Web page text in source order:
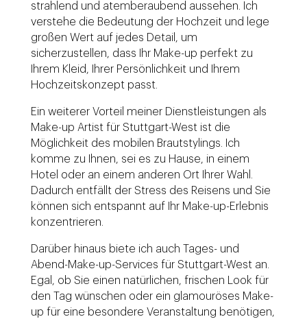
strahlend und atemberaubend aussehen. Ich
verstehe die Bedeutung der Hochzeit und lege
großen Wert auf jedes Detail, um
sicherzustellen, dass Ihr Make-up perfekt zu
Ihrem Kleid, Ihrer Persönlichkeit und Ihrem
Hochzeitskonzept passt.
Ein weiterer Vorteil meiner Dienstleistungen als
Make-up Artist für Stuttgart-West ist die
Möglichkeit des mobilen Brautstylings. Ich
komme zu Ihnen, sei es zu Hause, in einem
Hotel oder an einem anderen Ort Ihrer Wahl.
Dadurch entfällt der Stress des Reisens und Sie
können sich entspannt auf Ihr Make-up-Erlebnis
konzentrieren.
Darüber hinaus biete ich auch Tages- und
Abend-Make-up-Services für Stuttgart-West an.
Egal, ob Sie einen natürlichen, frischen Look für
den Tag wünschen oder ein glamouröses Make-
up für eine besondere Veranstaltung benötigen,